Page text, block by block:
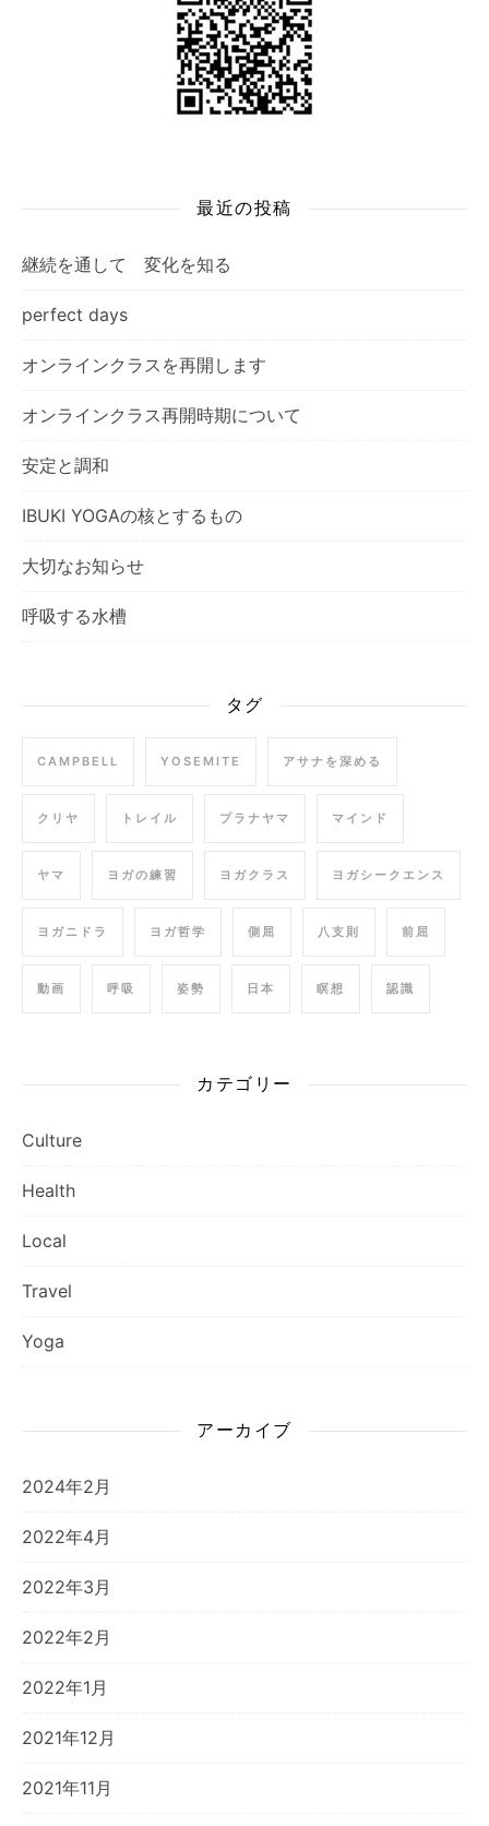
最近の投稿
継続を通して 変化を知る
perfect days
オンラインクラスを再開します
オンラインクラス再開時期について
安定と調和
IBUKI YOGAの核とするもの
大切なお知らせ
呼吸する水槽
タグ
CAMPBELL YOSEMITE アサナを深める
クリヤ トレイル プラナヤマ マインド
ヤマ ヨガの練習 ヨガクラス ヨガシークエンス
ヨガニドラ ヨガ哲学 側屈 八支則 前屈
動画 呼吸 姿勢 日本 瞑想 認識
カテゴリー
Culture
Health
Local
Travel
Yoga
アーカイブ
2024年2月
2022年4月
2022年3月
2022年2月
2022年1月
2021年12月
2021年11月